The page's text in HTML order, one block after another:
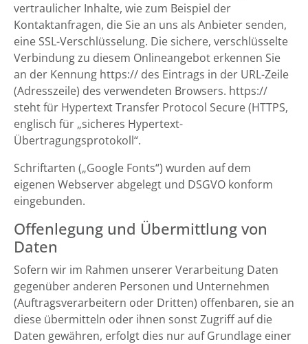
vertraulicher Inhalte, wie zum Beispiel der
Kontaktanfragen, die Sie an uns als Anbieter senden,
eine SSL-Verschlüsselung. Die sichere, verschlüsselte
Verbindung zu diesem Onlineangebot erkennen Sie
an der Kennung https:// des Eintrags in der URL-Zeile
(Adresszeile) des verwendeten Browsers. https://
steht für Hypertext Transfer Protocol Secure (HTTPS,
englisch für „sicheres Hypertext-
Übertragungsprotokoll“.
Schriftarten („Google Fonts“) wurden auf dem
eigenen Webserver abgelegt und DSGVO konform
eingebunden.
Offenlegung und Übermittlung von
Daten
Sofern wir im Rahmen unserer Verarbeitung Daten
gegenüber anderen Personen und Unternehmen
(Auftragsverarbeitern oder Dritten) offenbaren, sie an
diese übermitteln oder ihnen sonst Zugriff auf die
Daten gewähren, erfolgt dies nur auf Grundlage einer